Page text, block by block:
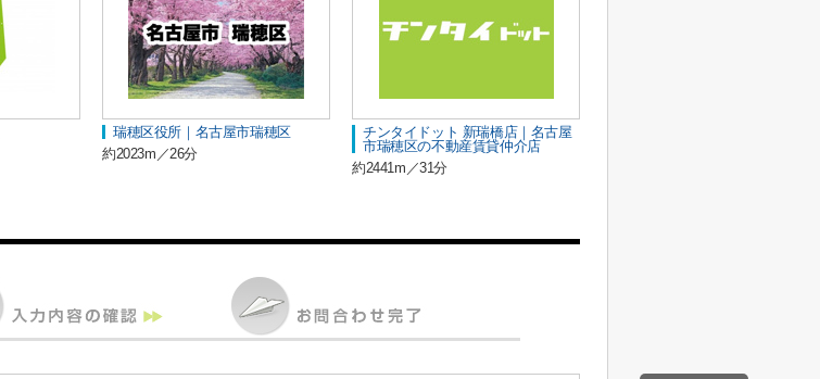
瑞穂区役所｜名古屋市瑞穂区
約2023m／26分
チンタイドット 新瑞橋店｜名古屋
市瑞穂区の不動産賃貸仲介店
約2441m／31分